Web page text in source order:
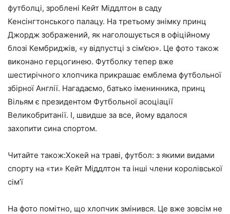
футболці, зроблені Кейт Міддлтон в саду
Кенсінгтонського палацу. На третьому знімку принц
Джордж зображений, як наголошується в офіційному
блозі Кембриджів, «у відпустці з сім’єю». Це фото також
виконано герцогинею. Футболку тепер вже
шестирічного хлопчика прикрашає емблема футбольної
збірної Англії. Нагадаємо, батько іменинника, принц
Вільям є президентом Футбольної асоціації
Великобританії. І, швидше за все, йому вдалося
захопити сина спортом.
Читайте також:Хокей на траві, футбол: з якими видами
спорту на «ти» Кейт Міддлтон та інші члени королівської
сім’ї
На фото помітно, що хлопчик змінився. Це вже зовсім не